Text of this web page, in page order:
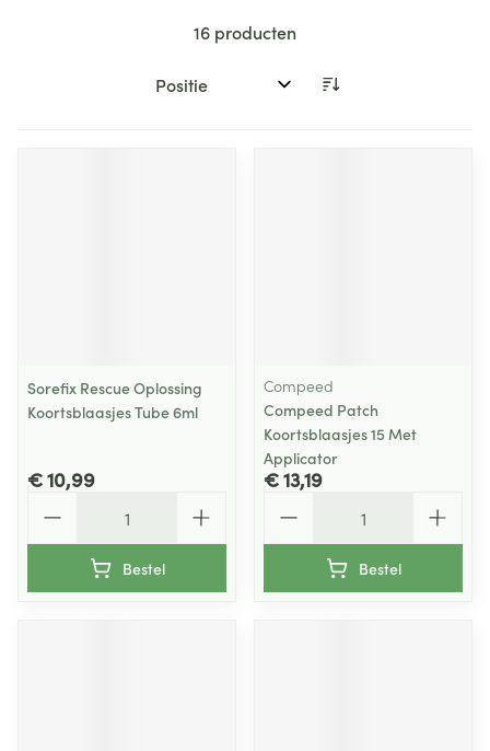
16 producten
Sorteer op:
Sorefix Rescue Oplossing
Koortsblaasjes Tube 6ml
€ 10,99
Bestel
Compeed
Compeed Patch
Koortsblaasjes 15 Met
Applicator
€ 13,19
Bestel